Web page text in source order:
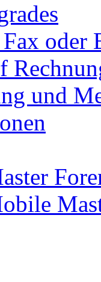
oder
und